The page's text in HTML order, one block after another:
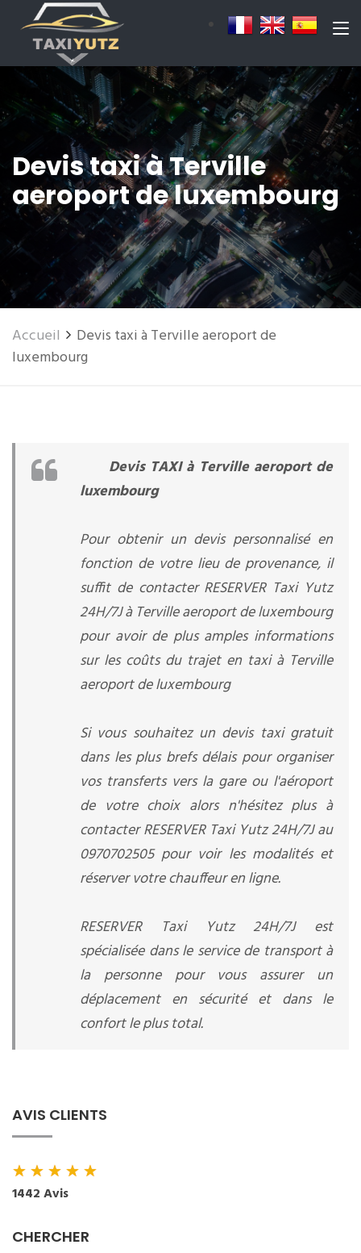
Devis taxi à Terville
aeroport de luxembourg
Accueil
Devis taxi à Terville aeroport de
luxembourg
Devis TAXI à Terville aeroport de
luxembourg
Pour obtenir un devis personnalisé en
fonction de votre lieu de provenance, il
suffit de contacter RESERVER Taxi Yutz
24H/7J à Terville aeroport de luxembourg
pour avoir de plus amples informations
sur les coûts du trajet en taxi à Terville
aeroport de luxembourg
Si vous souhaitez un devis taxi gratuit
dans les plus brefs délais pour organiser
vos transferts vers la gare ou l'aéroport
de votre choix alors n'hésitez plus à
contacter RESERVER Taxi Yutz 24H/7J au
0970702505 pour voir les modalités et
réserver votre chauffeur en ligne.
RESERVER Taxi Yutz 24H/7J est
spécialisée dans le service de transport à
la personne pour vous assurer un
déplacement en sécurité et dans le
confort le plus total.
AVIS CLIENTS
★★★★★
1442 Avis
CHERCHER